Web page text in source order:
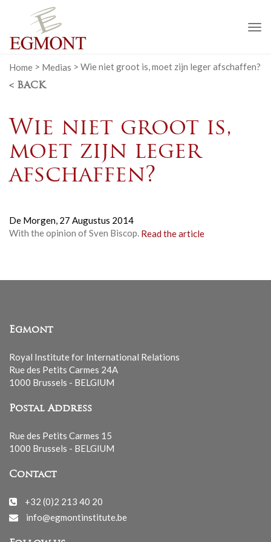
Home > Medias > Wie niet groot is, moet zijn leger afschaffen?
< BACK
Wie niet groot is,
moet zijn leger
afschaffen?
De Morgen, 27 Augustus 2014
With the opinion of Sven Biscop. Read the article
Egmont
Royal Institute for International Relations
Rue des Petits Carmes 24A
1000 Brussels - BELGIUM
Postal Address
Rue des Petits Carmes 15
1000 Brussels - BELGIUM
Contact
+32 (0)2 213 40 20
info@egmontinstitute.be